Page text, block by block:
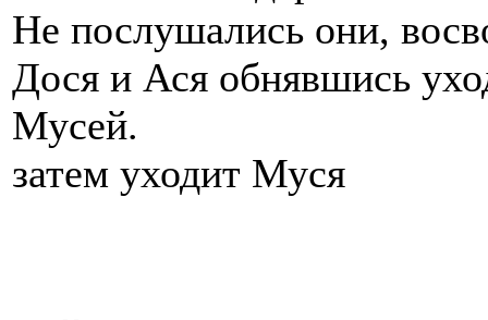
Не послушались они,
Дося и Ася обнявшись
Мусей.
затем уходит Муся